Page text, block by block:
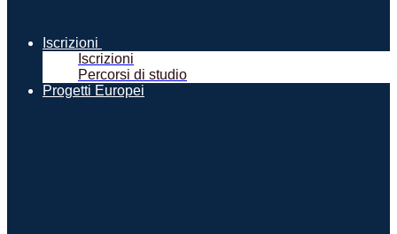
Iscrizioni
Iscrizioni
Percorsi di studio
Progetti Europei